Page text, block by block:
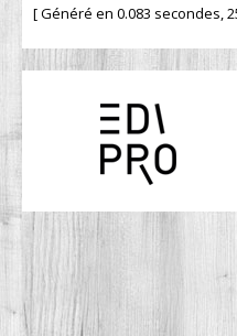
[ Généré en 0.083 secondes,